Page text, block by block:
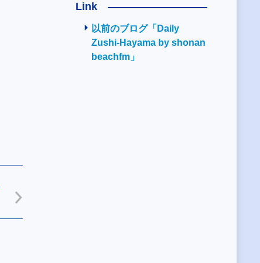
Link
以前のブログ「Daily
Zushi-Hayama by shonan
beachfm」